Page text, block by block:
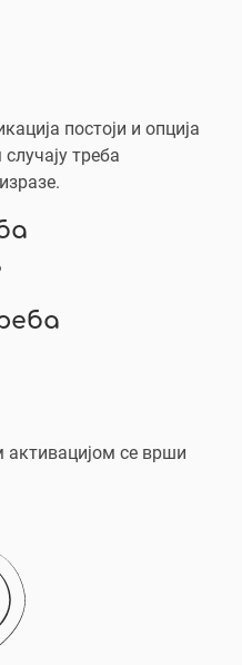
постоји и опција
треба
активацијом се врши